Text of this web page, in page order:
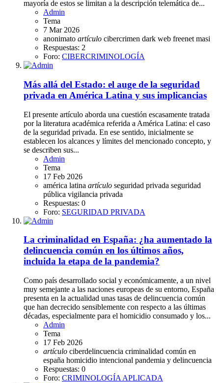
mayoría de estos se limitan a la descripción telemática de...
Admin
Tema
7 Mar 2026
anonimato artículo cibercrimen dark web freenet masi
Respuestas: 2
Foro: CIBERCRIMINOLOGÍA
Más allá del Estado: el auge de la seguridad
privada en América Latina y sus implicancias
El presente artículo aborda una cuestión escasamente tratada
por la literatura académica referida a América Latina: el caso
de la seguridad privada. En ese sentido, inicialmente se
establecen los alcances y límites del mencionado concepto, y
se describen sus...
Admin
Tema
17 Feb 2026
américa latina artículo seguridad privada seguridad
pública vigilancia privada
Respuestas: 0
Foro: SEGURIDAD PRIVADA
La criminalidad en España: ¿ha aumentado la
delincuencia común en los últimos años,
incluida la etapa de la pandemia?
Como país desarrollado social y económicamente, a un nivel
muy semejante a las naciones europeas de su entorno, España
presenta en la actualidad unas tasas de delincuencia común
que han decrecido sensiblemente con respecto a las últimas
décadas, especialmente para el homicidio consumado y los...
Admin
Tema
17 Feb 2026
artículo ciberdelincuencia criminalidad común en
españa homicidio intencional pandemia y delincuencia
Respuestas: 0
Foro: CRIMINOLOGÍA APLICADA